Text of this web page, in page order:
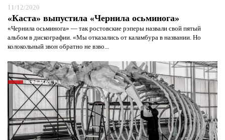
11/12/2020
«Каста» выпустила «Чернила осьминога»
«Чернила осьминога» — так ростовские рэперы назвали свой пятый
альбом в дискографии. «Мы отказались от каламбура в названии. Но
колокольный звон обратно не взво...
ПРЕМЬЕРА
Я согласен сполитикой конфиденциальности и
защиты информации*
Я согласен сполитикой конфиденциальности и
защиты информации*